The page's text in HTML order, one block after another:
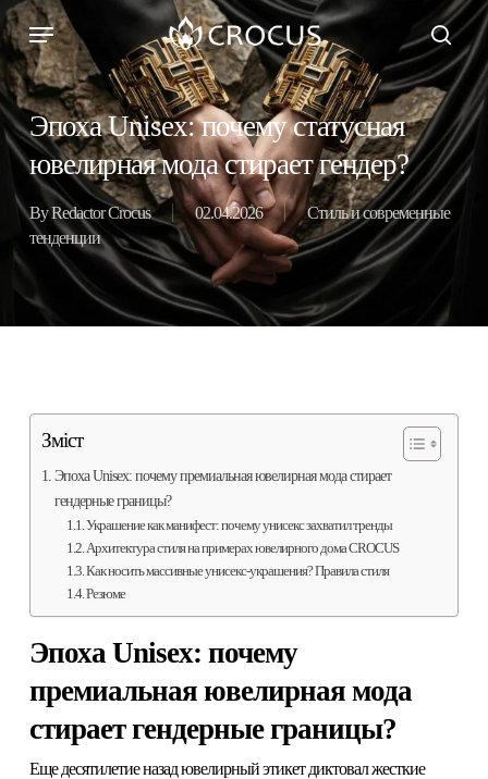
Skip
to
main
content
search
Menu
Эпоха Unisex: почему статусная
ювелирная мода стирает гендер?
ByRedactor Crocus 02.04.2026
Стиль и современные
тенденции
Зміст
Эпоха Unisex: почему премиальная ювелирная мода стирает
гендерные границы?
Украшение как манифест: почему унисекс захватил тренды
Архитектура стиля на примерах ювелирного дома CROCUS
Как носить массивные унисекс-украшения? Правила стиля
Резюме
Эпоха Unisex: почему
премиальная ювелирная мода
стирает гендерные границы?
Еще десятилетие назад ювелирный этикет диктовал жесткие